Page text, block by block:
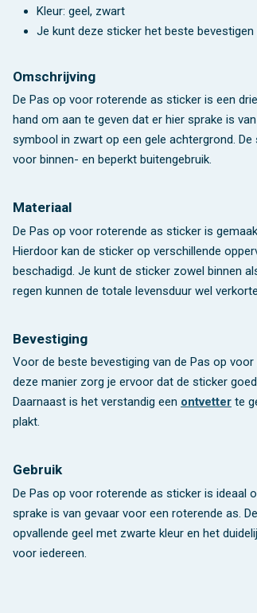
Kleur: geel, zwart
Je kunt deze sticker het beste bevestigen
Omschrijving
De Pas op voor roterende as sticker is een
hand om aan te geven dat er hier sprake is
symbool in zwart op een gele achtergrond.
voor binnen- en beperkt buitengebruik.
Materiaal
De Pas op voor roterende as sticker is
Hierdoor kan de sticker op verschillende
beschadigd. Je kunt de sticker zowel binnen
regen kunnen de totale levensduur wel
Bevestiging
Voor de beste bevestiging van de Pas op
deze manier zorg je ervoor dat de sticker
Daarnaast is het verstandig een ontvetter te
plakt.
Gebruik
De Pas op voor roterende as sticker is ideaal
sprake is van gevaar voor een roterende as.
opvallende geel met zwarte kleur en het
voor iedereen.